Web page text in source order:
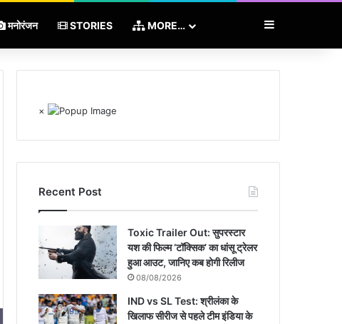
मनोरंजन STORIES MORE… Sidebar
×
Recent Post
Toxic Trailer Out: सुपरस्टार
यश की फिल्म ‘टॉक्सिक’ का धांसू ट्रेलर
हुआ आउट, जानिए कब होगी रिलीज
08/08/2026
IND vs SL Test: श्रीलंका के
खिलाफ सीरीज से पहले टीम इंडिया के